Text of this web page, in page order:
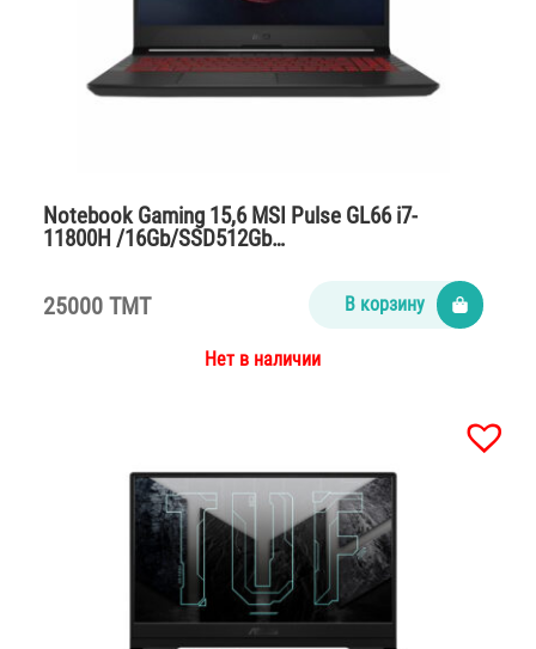
Notebook Gaming 15,6 MSI Pulse GL66 i7-
11800H /16Gb/SSD512Gb…
25000 TMT В корзину
Нет в наличии